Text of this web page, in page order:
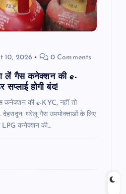
10, 2026 0 Comments
लें गैस कनेक्शन की e-
सप्लाई होगी बंद!
की e-KYC, नहीं तो
देहरादून: घरेलू गैस उपभोक्ताओं के लिए
LPG कनेक्शन की…